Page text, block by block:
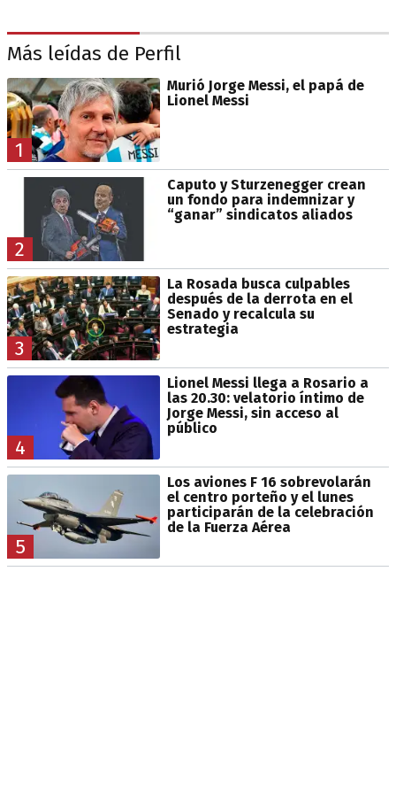
Más leídas de Perfil
1
Murió Jorge Messi, el papá de
Lionel Messi
2
Caputo y Sturzenegger crean
un fondo para indemnizar y
“ganar” sindicatos aliados
3
La Rosada busca culpables
después de la derrota en el
Senado y recalcula su
estrategia
4
Lionel Messi llega a Rosario a
las 20.30: velatorio íntimo de
Jorge Messi, sin acceso al
público
5
Los aviones F 16 sobrevolarán
el centro porteño y el lunes
participarán de la celebración
de la Fuerza Aérea